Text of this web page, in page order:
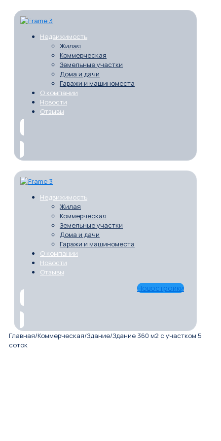
Недвижимость
Жилая
Коммерческая
Земельные участки
Дома и дачи
Гаражи и машиноместа
О компании
Новости
Отзывы
Недвижимость
Жилая
Коммерческая
Земельные участки
Дома и дачи
Гаражи и машиноместа
О компании
Новости
Отзывы
Новостройки
Главная/Коммерческая/Здание/Здание 360 м2 с участком 5
соток